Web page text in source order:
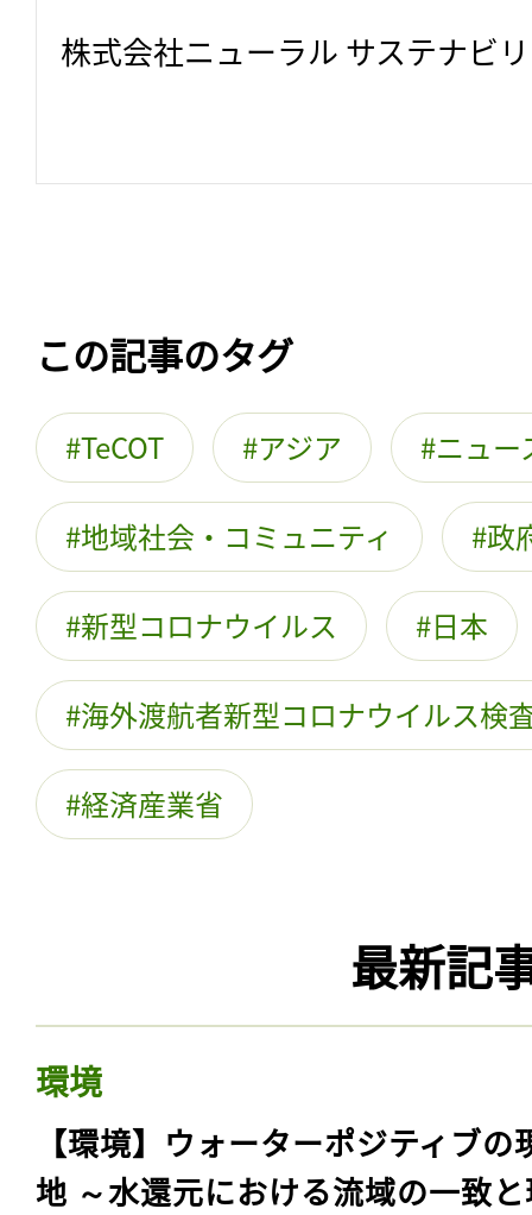
株式会社ニューラル サステナビ
この記事のタグ
TeCOT アジア ニュー
地域社会・コミュニティ 政
新型コロナウイルス 日本
海外渡航者新型コロナウイルス検
経済産業省
最新記
環境
【環境】ウォーターポジティブの
地 ～水還元における流域の一致